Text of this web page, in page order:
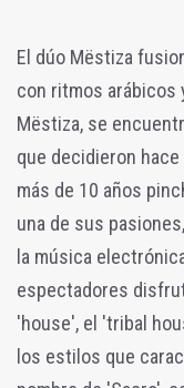
El dúo Mëstiza
con ritmos arábicos
Mëstiza, se
que decidieron
más de 10 años
una de sus
la música
espectadores
'house', el 'tribal
los estilos que